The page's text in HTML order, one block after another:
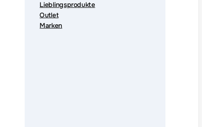
Lieblingsprodukte
Outlet
Marken